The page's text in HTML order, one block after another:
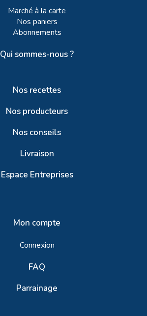
Marché à la carte
Nos paniers
Abonnements
Qui sommes-nous ?
Nos recettes
Nos producteurs
Nos conseils
Livraison
Espace Entreprises
Mon compte
Connexion
FAQ
Parrainage